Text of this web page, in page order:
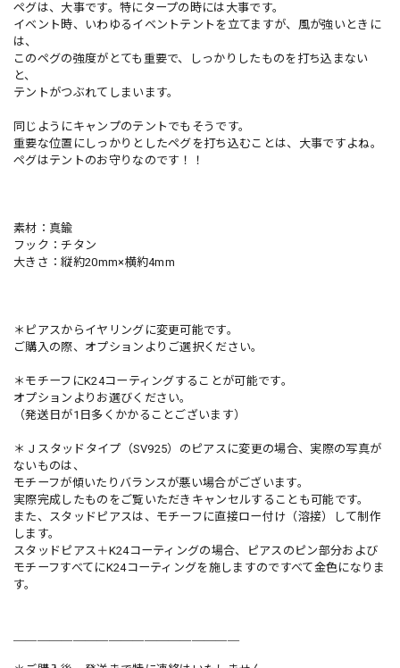
ペグは、大事です。特にタープの時には大事です。
イベント時、いわゆるイベントテントを立てますが、風が強いときに
は、
このペグの強度がとても重要で、しっかりしたものを打ち込まない
と、
テントがつぶれてしまいます。
同じようにキャンプのテントでもそうです。
重要な位置にしっかりとしたペグを打ち込むことは、大事ですよね。
ペグはテントのお守りなのです！！
素材：真鍮
フック：チタン
大きさ：縦約20mm×横約4mm
＊ピアスからイヤリングに変更可能です。
ご購入の際、オプションよりご選択ください。
＊モチーフにK24コーティングすることが可能です。
オプションよりお選びください。
（発送日が1日多くかかることございます）
＊ J スタッドタイプ（SV925）のピアスに変更の場合、実際の写真が
ないものは、
モチーフが傾いたりバランスが悪い場合がございます。
実際完成したものをご覧いただきキャンセルすることも可能です。
また、スタッドピアスは、モチーフに直接ロー付け（溶接）して制作
します。
スタッドピアス＋K24コーティングの場合、ピアスのピン部分および
モチーフすべてにK24コーティングを施しますのですべて金色になりま
す。